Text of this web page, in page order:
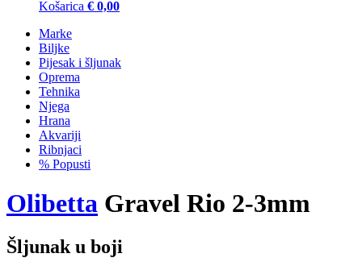
Košarica € 0,00
Marke
Biljke
Pijesak i šljunak
Oprema
Tehnika
Njega
Hrana
Akvariji
Ribnjaci
% Popusti
Olibetta Gravel Rio 2-3mm
Šljunak u boji